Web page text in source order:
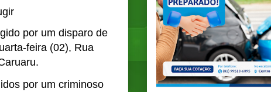
por um disparo de
feira (02), Rua
por um criminoso